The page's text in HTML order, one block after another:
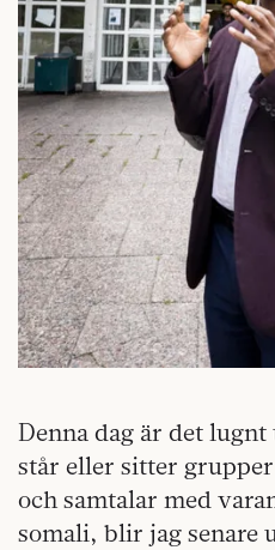
Denna dag är det
står eller sitter
och samtalar med
somali, blir jag senare